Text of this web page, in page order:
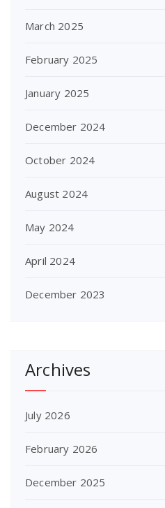
March 2025
February 2025
January 2025
December 2024
October 2024
August 2024
May 2024
April 2024
December 2023
Archives
July 2026
February 2026
December 2025